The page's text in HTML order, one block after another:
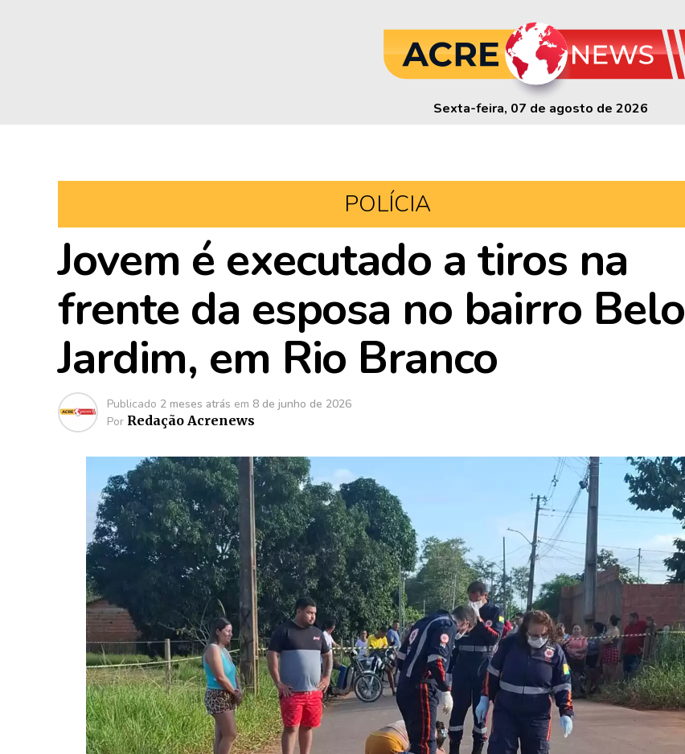
Sexta-feira, 07 de agosto de 2026
POLÍCIA
Jovem é executado a tiros na
frente da esposa no bairro Belo
Jardim, em Rio Branco
Publicado 2 meses atrás em 8 de junho de 2026
Por Redação Acrenews